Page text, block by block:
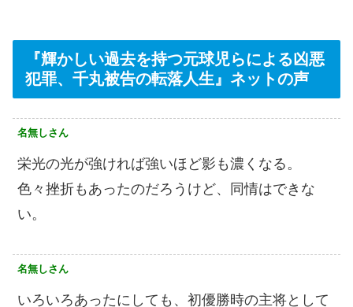
『輝かしい過去を持つ元球児らによる凶悪
犯罪、千丸被告の転落人生』ネットの声
名無しさん
栄光の光が強ければ強いほど影も濃くなる。
色々挫折もあったのだろうけど、同情はできな
い。
名無しさん
いろいろあったにしても、初優勝時の主将として